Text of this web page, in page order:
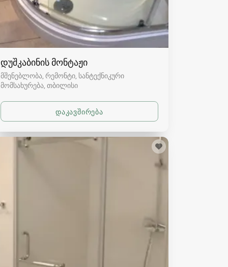
დუშკაბინის მონტაჟი
მშენებლობა, რემონტი, სანტექნიკური
მომსახურება თბილისი